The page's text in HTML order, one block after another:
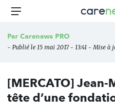
Aller
principal
des
Menu
Par Carenews PRO
- Publié le 15 mai 2017 - 13:41 - Mise à
[MERCATO]
tête d’une